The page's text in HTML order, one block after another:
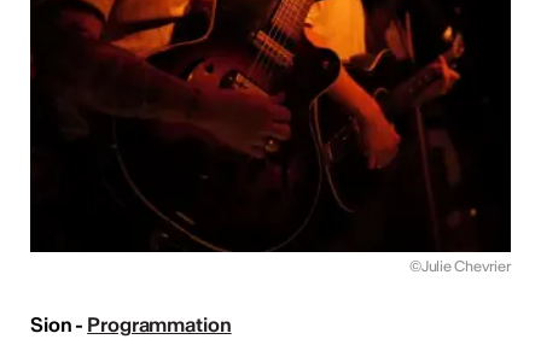
©Julie Chevrier
Sion - Programmation